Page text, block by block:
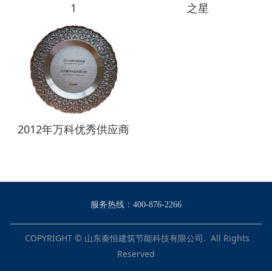
1
之星
2012年万科优秀供应商
服务热线：400-876-2266
COPYRIGHT © 山东秦恒建筑节能科技有限公司. All Rights
Reserved